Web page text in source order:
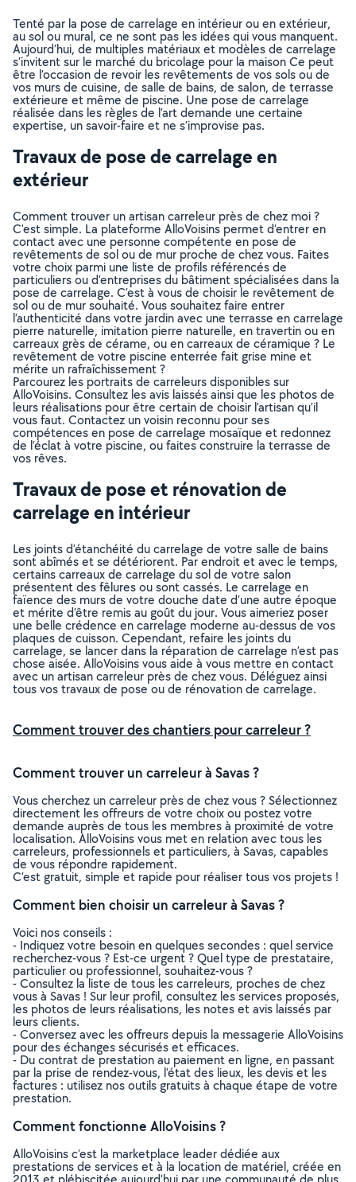
Tenté par la pose de carrelage en intérieur ou en extérieur,
au sol ou mural, ce ne sont pas les idées qui vous manquent.
Aujourd’hui, de multiples matériaux et modèles de carrelage
s’invitent sur le marché du bricolage pour la maison Ce peut
être l’occasion de revoir les revêtements de vos sols ou de
vos murs de cuisine, de salle de bains, de salon, de terrasse
extérieure et même de piscine. Une pose de carrelage
réalisée dans les règles de l’art demande une certaine
expertise, un savoir-faire et ne s’improvise pas.
Travaux de pose de carrelage en
extérieur
Comment trouver un artisan carreleur près de chez moi ?
C'est simple. La plateforme AlloVoisins permet d’entrer en
contact avec une personne compétente en pose de
revêtements de sol ou de mur proche de chez vous. Faites
votre choix parmi une liste de profils référencés de
particuliers ou d’entreprises du bâtiment spécialisées dans la
pose de carrelage. C’est à vous de choisir le revêtement de
sol ou de mur souhaité. Vous souhaitez faire entrer
l’authenticité dans votre jardin avec une terrasse en carrelage
pierre naturelle, imitation pierre naturelle, en travertin ou en
carreaux grès de cérame, ou en carreaux de céramique ? Le
revêtement de votre piscine enterrée fait grise mine et
mérite un rafraîchissement ?
Parcourez les portraits de carreleurs disponibles sur
AlloVoisins. Consultez les avis laissés ainsi que les photos de
leurs réalisations pour être certain de choisir l’artisan qu’il
vous faut. Contactez un voisin reconnu pour ses
compétences en pose de carrelage mosaïque et redonnez
de l’éclat à votre piscine, ou faites construire la terrasse de
vos rêves.
Travaux de pose et rénovation de
carrelage en intérieur
Les joints d’étanchéité du carrelage de votre salle de bains
sont abîmés et se détériorent. Par endroit et avec le temps,
certains carreaux de carrelage du sol de votre salon
présentent des fêlures ou sont cassés. Le carrelage en
faïence des murs de votre douche date d’une autre époque
et mérite d’être remis au goût du jour. Vous aimeriez poser
une belle crédence en carrelage moderne au-dessus de vos
plaques de cuisson. Cependant, refaire les joints du
carrelage, se lancer dans la réparation de carrelage n’est pas
chose aisée. AlloVoisins vous aide à vous mettre en contact
avec un artisan carreleur près de chez vous. Déléguez ainsi
tous vos travaux de pose ou de rénovation de carrelage.
Comment trouver des chantiers pour carreleur ?
Comment trouver un carreleur à Savas ?
Vous cherchez un carreleur près de chez vous ? Sélectionnez
directement les offreurs de votre choix ou postez votre
demande auprès de tous les membres à proximité de votre
localisation. AlloVoisins vous met en relation avec tous les
carreleurs, professionnels et particuliers, à Savas, capables
de vous répondre rapidement.
C’est gratuit, simple et rapide pour réaliser tous vos projets !
Comment bien choisir un carreleur à Savas ?
Voici nos conseils :
- Indiquez votre besoin en quelques secondes : quel service
recherchez-vous ? Est-ce urgent ? Quel type de prestataire,
particulier ou professionnel, souhaitez-vous ?
- Consultez la liste de tous les carreleurs, proches de chez
vous à Savas ! Sur leur profil, consultez les services proposés,
les photos de leurs réalisations, les notes et avis laissés par
leurs clients.
- Conversez avec les offreurs depuis la messagerie AlloVoisins
pour des échanges sécurisés et efficaces.
- Du contrat de prestation au paiement en ligne, en passant
par la prise de rendez-vous, l’état des lieux, les devis et les
factures : utilisez nos outils gratuits à chaque étape de votre
prestation.
Comment fonctionne AlloVoisins ?
AlloVoisins c’est la marketplace leader dédiée aux
prestations de services et à la location de matériel, créée en